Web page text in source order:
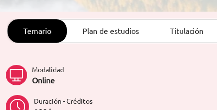
Temario Plan de estudios Titulación
Modalidad
Online
Duración - Créditos